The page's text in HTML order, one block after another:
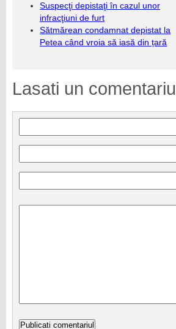
Suspecţi depistaţi în cazul unor
infracţiuni de furt
Sătmărean condamnat depistat la
Petea când vroia să iasă din țară
Lasati un comentariu